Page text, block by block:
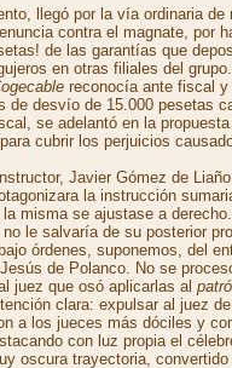
llegó por la vía ordinaria de
contra el magnate, por
de las garantías que
en otras filiales del
reconocía ante fiscal y
de desvío de 15.000 pesetas
se adelantó en la
cubrir los perjuicios
Javier Gómez de
la instrucción
la misma se ajustase a
le salvaría de su posterior
órdenes, suponemos, del
de Polanco. No se
juez que osó aplicarlas al
clara: expulsar al juez
a los jueces más dóciles y
con luz propia el
oscura trayectoria,